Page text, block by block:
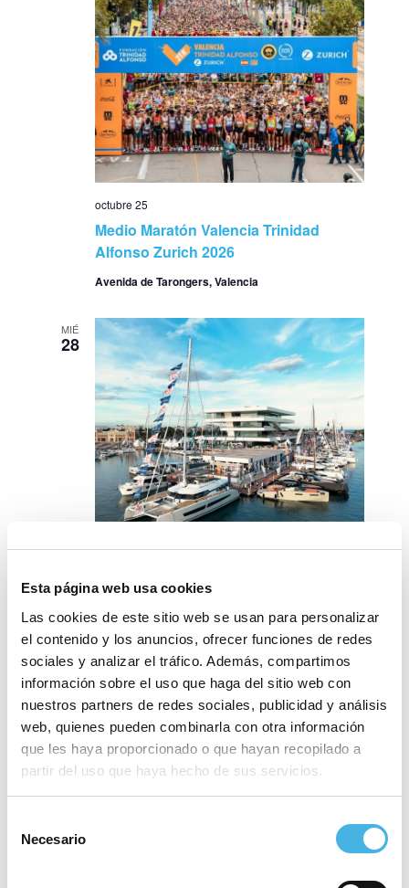
Esta página web usa cookies
Las cookies de este sitio web se usan para personalizar
el contenido y los anuncios, ofrecer funciones de redes
sociales y analizar el tráfico. Además, compartimos
información sobre el uso que haga del sitio web con
nuestros partners de redes sociales, publicidad y análisis
web, quienes pueden combinarla con otra información
que les haya proporcionado o que hayan recopilado a
partir del uso que haya hecho de sus servicios.
Necesario
octubre 25
Medio Maratón Valencia Trinidad
Alfonso Zurich 2026
Avenida de Tarongers, Valencia
MIÉ
28
Valencia Boat Show
La Marina de València
SÁB
31